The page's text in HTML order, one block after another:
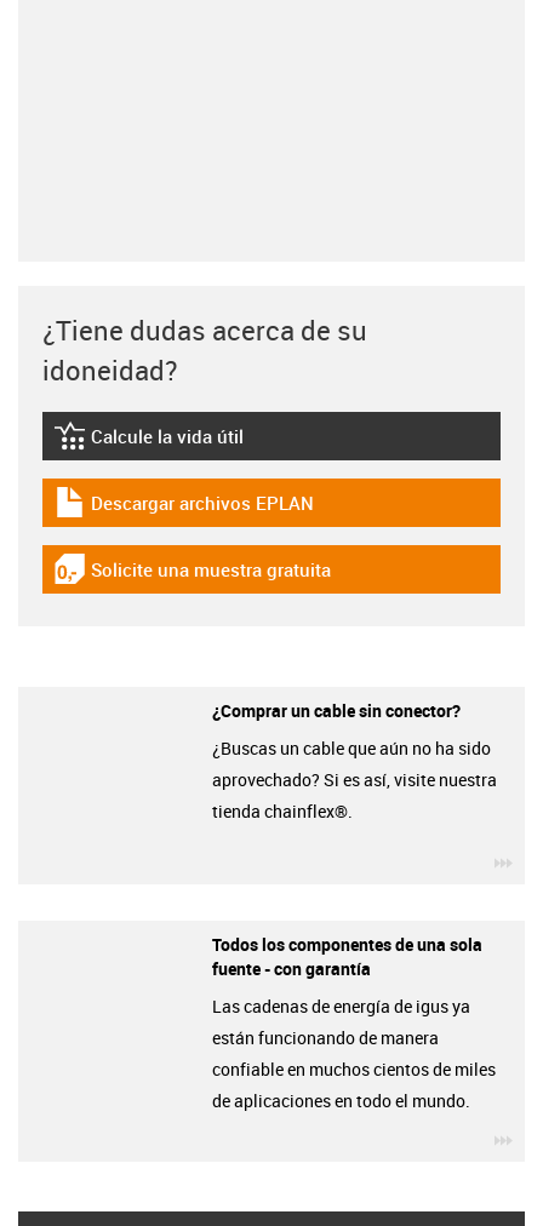
¿Tiene dudas acerca de su
idoneidad?
igus-icon-lebensdauerrechner
Calcule la vida útil
igus-icon-download-plan
Descargar archivos EPLAN
igus-icon-gratismuster
Solicite una muestra gratuita
¿Comprar un cable sin conector?
¿Buscas un cable que aún no ha sido
aprovechado? Si es así, visite nuestra
tienda chainflex®.
Todos los componentes de una sola
fuente - con garantía
Las cadenas de energía de igus ya
están funcionando de manera
confiable en muchos cientos de miles
de aplicaciones en todo el mundo.